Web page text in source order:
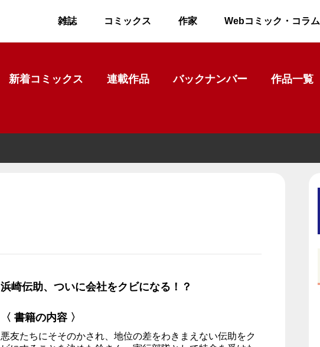
雑誌 コミックス 作家 Webコミック・コラム
新着コミックス 連載作品 バックナンバー 作品一覧
浜崎伝助、ついに会社をクビになる！？
〈 書籍の内容 〉
悪友たちにそそのかされ、地位の差をわきまえない伝助をク